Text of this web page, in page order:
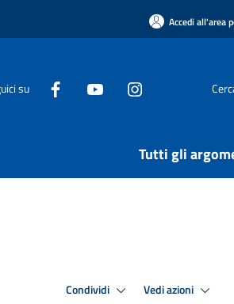
Accedi all'area
su
Tutti gli
Condividi Vedi azioni